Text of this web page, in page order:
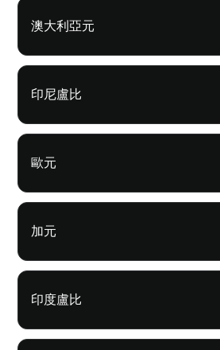
澳大利亞元
印尼盧比
歐元
加元
印度盧比